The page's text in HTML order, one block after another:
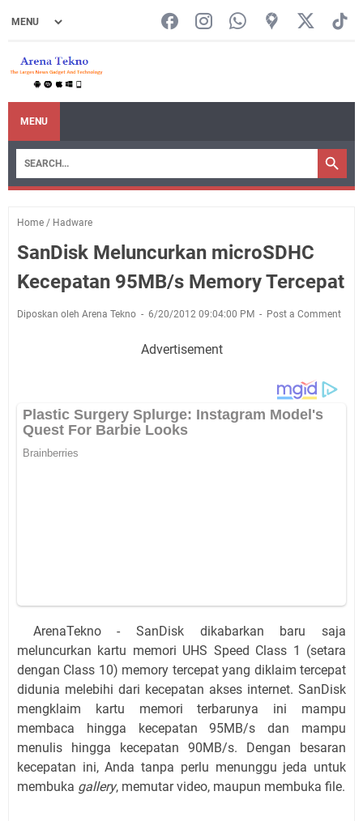
MENU
Home / Hadware
SanDisk Meluncurkan microSDHC
Kecepatan 95MB/s Memory Tercepat
Diposkan oleh Arena Tekno 6/20/2012 09:04:00 PM Post a Comment
Advertisement
ArenaTekno - SanDisk dikabarkan baru saja
meluncurkan kartu memori UHS Speed Class 1 (setara
dengan Class 10) memory tercepat yang diklaim tercepat
didunia melebihi dari kecepatan akses internet. SanDisk
mengklaim kartu memori terbarunya ini mampu
membaca hingga kecepatan 95MB/s dan mampu
menulis hingga kecepatan 90MB/s. Dengan besaran
kecepatan ini, Anda tanpa perlu menunggu jeda untuk
membuka gallery, memutar video, maupun membuka file.